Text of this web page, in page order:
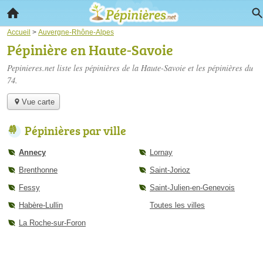
Accueil > Auvergne-Rhône-Alpes
Pépinière en Haute-Savoie
Pepinieres.net liste les pépinières de la Haute-Savoie et les pépinières du
74.
Vue carte
Pépinières par ville
Annecy
Brenthonne
Fessy
Habère-Lullin
La Roche-sur-Foron
Lornay
Saint-Jorioz
Saint-Julien-en-Genevois
Toutes les villes